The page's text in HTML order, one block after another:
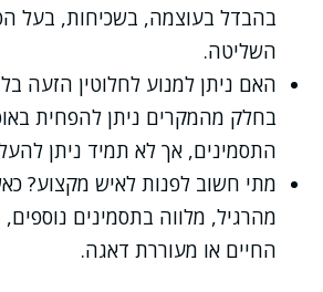
בהבדל בעוצמה, בשכיחות, בעל
השליטה.
האם ניתן למנוע לחלוטין הזעה
בחלק מהמקרים ניתן להפחית
התסמינים, אך לא תמיד ניתן
מתי חשוב לפנות לאיש מקצוע?
מהרגיל, מלווה בתסמינים
החיים או מעוררת דאגה.